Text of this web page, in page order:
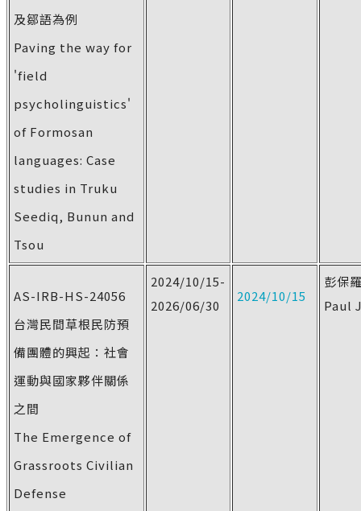
及鄒語為例
Paving the way for
'field
psycholinguistics'
of Formosan
languages: Case
studies in Truku
Seediq, Bunun and
Tsou
AS-IRB-HS-24056
台灣民間草根民防預
備團體的興起：社會
運動與國家夥伴關係
之間
The Emergence of
Grassroots Civilian
Defense
2024/10/15-
2026/06/30
2024/10/15
彭保
Paul